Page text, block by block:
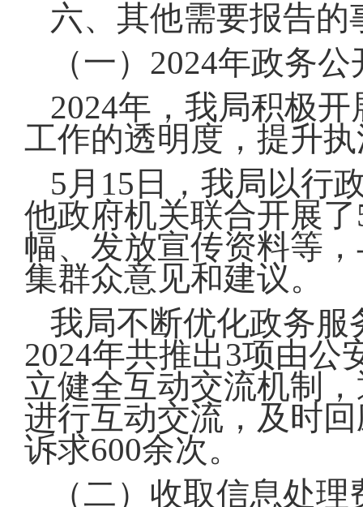
六、其他需要报告的
（一）2024年政务
2024年，我局积极
工作的透明度，提升
5月15日，我局以行
他政府机关联合开展
幅、发放宣传资料等
集群众意见和建议。
我局不断优化政务
2024年共推出3项由公
立健全互动交流机制
进行互动交流，及时
诉求600余次。
（二）收取信息处理